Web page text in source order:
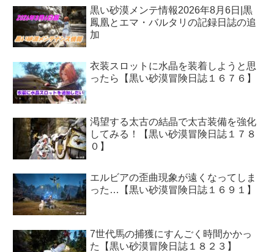
黒い砂漠メンテ情報2026年8月6日|黒
鳳凰とエマ・バルタリの記録日誌の追
加
衣装スロットに水晶を装着しようと思
ったら【黒い砂漠冒険日誌１６７６】
渇望する太古の結晶で太古装備を強化
してみる！【黒い砂漠冒険日誌１７８
０】
エルビアの歪曲現象が遠くなってしま
った…【黒い砂漠冒険日誌１６９１】
7世代馬の捕獲にすんごく時間かかっ
た【黒い砂漠冒険日誌１８２３】